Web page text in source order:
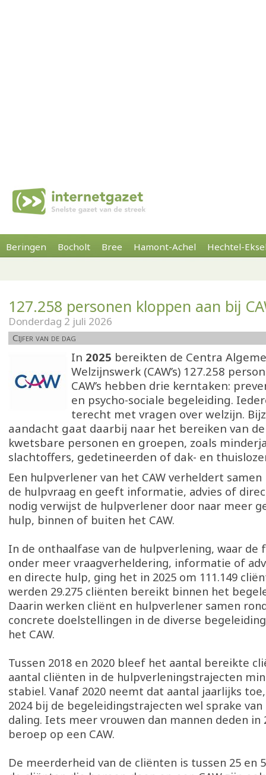
Beringen Bocholt Bree Hamont-Achel Hechtel-
127.258 personen kloppen aan bij
Donderdag 2 juli 2026
Cijfer van de dag
In 2025 bereikten de Centra
Welzijnswerk (CAW’s) 127.258
CAW’s hebben drie kerntaken:
en psycho-sociale begeleiding.
terecht met vragen over welzijn.
aandacht gaat daarbij naar het bereiken van
kwetsbare personen en groepen, zoals
slachtoffers, gedetineerden of dak- en
Een hulpverlener van het CAW verheldert
de hulpvraag en geeft informatie, advies of
nodig verwijst de hulpverlener door naar meer
hulp, binnen of buiten het CAW.
In de onthaalfase van de hulpverlening, waar de
onder meer vraagverheldering, informatie of
en directe hulp, ging het in 2025 om 111.149
werden 29.275 cliënten bereikt binnen het
Daarin werken cliënt en hulpverlener samen
concrete doelstellingen in de diverse
het CAW.
Tussen 2018 en 2020 bleef het aantal bereikte
aantal cliënten in de hulpverleningstrajecten
stabiel. Vanaf 2020 neemt dat aantal jaarlijks
2024 bij de begeleidingstrajecten wel sprake
daling. Iets meer vrouwen dan mannen deden in
beroep op een CAW.
De meerderheid van de cliënten is tussen 25 en